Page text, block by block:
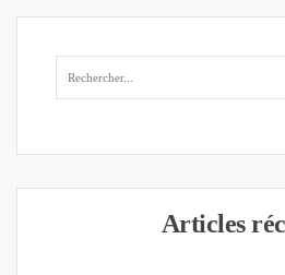
Articles